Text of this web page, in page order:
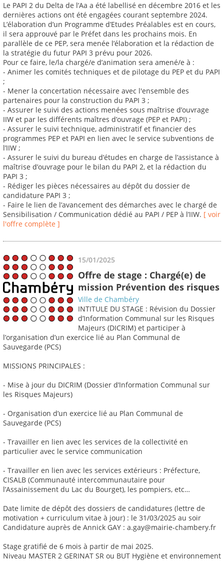
Le PAPI 2 du Delta de l’Aa a été labellisé en décembre 2016 et les
dernières actions ont été engagées courant septembre 2024.
L’élaboration d’un Programme d’Etudes Préalables est en cours,
il sera approuvé par le Préfet dans les prochains mois. En
parallèle de ce PEP, sera menée l’élaboration et la rédaction de
la stratégie du futur PAPI 3 prévu pour 2026.
Pour ce faire, le/la chargé/e d’animation sera amené/e à :
- Animer les comités techniques et de pilotage du PEP et du PAPI
;
- Mener la concertation nécessaire avec l'ensemble des
partenaires pour la construction du PAPI 3 ;
- Assurer le suivi des actions menées sous maîtrise d’ouvrage
IIW et par les différents maîtres d’ouvrage (PEP et PAPI) ;
- Assurer le suivi technique, administratif et financier des
programmes PEP et PAPI en lien avec le service subventions de
l’IIW ;
- Assurer le suivi du bureau d’études en charge de l’assistance à
maîtrise d’ouvrage pour le bilan du PAPI 2, et la rédaction du
PAPI 3 ;
- Rédiger les pièces nécessaires au dépôt du dossier de
candidature PAPI 3 ;
- Faire le lien de l’avancement des démarches avec le chargé de
Sensibilisation / Communication dédié au PAPI / PEP à l’IIW. [ voir
l'offre complète ]
15/01/2025
Offre de stage : Chargé(e) de
mission Prévention des risques
Ville de Chambéry
INTITULE DU STAGE : Révision du Dossier
d’Information Communal sur les Risques
Majeurs (DICRIM) et participer à
l’organisation d’un exercice lié au Plan Communal de
Sauvegarde (PCS)
MISSIONS PRINCIPALES :
- Mise à jour du DICRIM (Dossier d’Information Communal sur
les Risques Majeurs)
- Organisation d’un exercice lié au Plan Communal de
Sauvegarde (PCS)
- Travailler en lien avec les services de la collectivité en
particulier avec le service communication
- Travailler en lien avec les services extérieurs : Préfecture,
CISALB (Communauté intercommunautaire pour
l’Assainissement du Lac du Bourget), les pompiers, etc…
Date limite de dépôt des dossiers de candidatures (lettre de
motivation + curriculum vitae à jour) : le 31/03/2025 au soir
Candidature auprès de Annick GAY : a.gay@mairie-chambery.fr
Stage gratifié de 6 mois à partir de mai 2025.
Niveau MASTER 2 GERINAT SR ou BUT Hygiène et environnement